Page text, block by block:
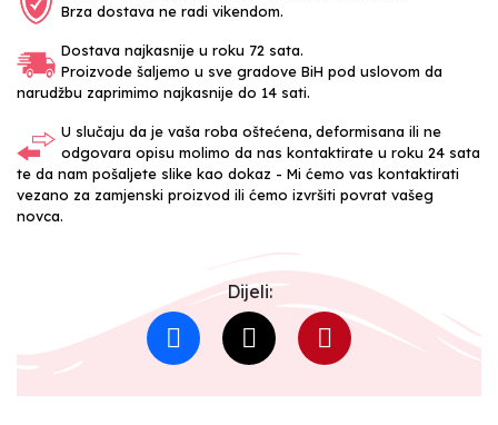
Brza dostava ne radi vikendom.
Dostava najkasnije u roku 72 sata.
Proizvode šaljemo u sve gradove BiH pod uslovom da
narudžbu zaprimimo najkasnije do 14 sati.
U slučaju da je vaša roba oštećena, deformisana ili ne
odgovara opisu molimo da nas kontaktirate u roku 24 sata
te da nam pošaljete slike kao dokaz - Mi ćemo vas kontaktirati
vezano za zamjenski proizvod ili ćemo izvršiti povrat vašeg
novca.
Dijeli: